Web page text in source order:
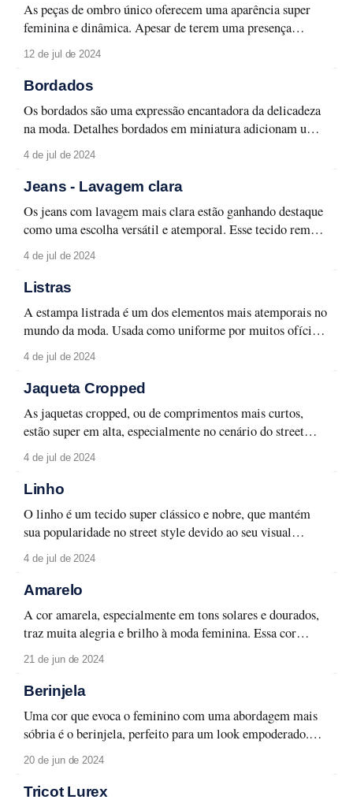
As peças de ombro único oferecem uma aparência super
feminina e dinâmica. Apesar de terem uma presença
marcante desde os primórdios da moda e de terem
acompanhado inúmeros fenômenos culturais, as peças de
ombro único seguem representando uma estética moderna.
blusas,
12 de jul de 2024
Bordados
Os bordados são uma expressão encantadora da delicadeza
na moda. Detalhes bordados em miniatura adicionam um
toque sutil e refinado às peças, proporcionando um visual
singelo e romântico. Eles são ideais para quem busca uma
estética mais discreta, mas ainda assim repleta de charme.
4 de jul de 2024
Jeans - Lavagem clara
Os jeans com lavagem mais clara estão ganhando destaque
como uma escolha versátil e atemporal. Esse tecido remete
a um visual leve e descontraído, cuja inspiração mais
marcante é o retorno às raízes do denim, evocando uma
estética vintage dos anos 70 e 80. Outra influência
4 de jul de 2024
Listras
A estampa listrada é um dos elementos mais atemporais no
mundo da moda. Usada como uniforme por muitos ofícios
no passado, a estampa se tornou um símbolo de
minimalismo e modernidade com os beatniks da década de
60. O efeito alongado das listras proporciona um visual de
4 de jul de 2024
Jaqueta Cropped
As jaquetas cropped, ou de comprimentos mais curtos,
estão super em alta, especialmente no cenário do street
style. Essas peças versáteis e modernas destacam a silhueta
e permitem combinações criativas com calças de cintura
alta, saias e vestidos. Além de conferir um toque descolado
4 de jul de 2024
Linho
O linho é um tecido super clássico e nobre, que mantém
sua popularidade no street style devido ao seu visual
sofisticado e polido. Naturalmente elegante, o linho
confere uma sensação de leveza e frescor, sendo ideal para
todas as estações. Suas fibras naturais proporcionam um
4 de jul de 2024
Amarelo
A cor amarela, especialmente em tons solares e dourados,
traz muita alegria e brilho à moda feminina. Essa cor
vibrante é ideal para incorporar em looks do dia a dia,
proporcionando um toque de vivacidade e energia. O
amarelo destaca-se particularmente bem quando
21 de jun de 2024
Berinjela
Uma cor que evoca o feminino com uma abordagem mais
sóbria é o berinjela, perfeito para um look empoderado.
Seja para o estilo romântico ou corporativo, a melhor
aposta para o uso da cor é em looks monocromáticos ou
com cores neutras, que mantêm o protagonismo do tom.
20 de jun de 2024
Tricot Lurex